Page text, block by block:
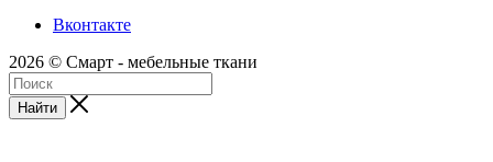
Вконтакте
2026 © Смарт - мебельные ткани
Найти